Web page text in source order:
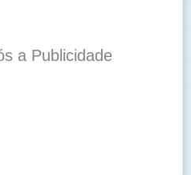
a Publicidade